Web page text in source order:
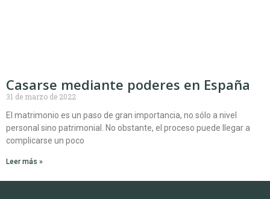
Casarse mediante poderes en España
31 de marzo de 2022
El matrimonio es un paso de gran importancia, no sólo a nivel
personal sino patrimonial. No obstante, el proceso puede llegar a
complicarse un poco
Leer más »